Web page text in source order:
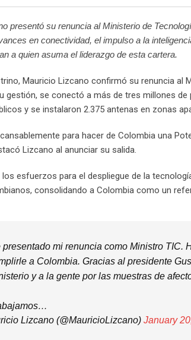
presentó su renuncia al Ministerio de
en conectividad, el impulso a la
a quien asuma el liderazgo de esta cartera.
Mauricio Lizcano confirmó su renuncia al
gestión, se conectó a más de tres millones
y se instalaron 2.375 antenas en zonas
para hacer de Colombia una
Lizcano al anunciar su salida.
esfuerzos para el despliegue de la
consolidando a Colombia como un
presentado mi renuncia como Ministro TIC.
a Colombia. Gracias al presidente
y a la gente por las muestras de
Lizcano (@MauricioLizcano) January